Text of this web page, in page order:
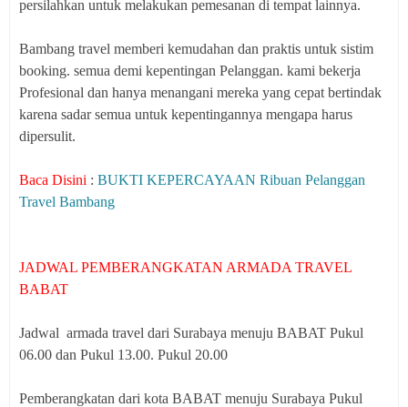
persilahkan untuk melakukan pemesanan di tempat lainnya.
Bambang travel memberi kemudahan dan praktis untuk sistim
booking. semua demi kepentingan Pelanggan. kami bekerja
Profesional dan hanya menangani mereka yang cepat bertindak
karena sadar semua untuk kepentingannya mengapa harus
dipersulit.
Baca Disini : BUKTI KEPERCAYAAN Ribuan Pelanggan
Travel Bambang
JADWAL PEMBERANGKATAN ARMADA TRAVEL
BABAT
Jadwal armada travel dari Surabaya menuju BABAT Pukul
06.00 dan Pukul 13.00. Pukul 20.00
Pemberangkatan dari kota BABAT menuju Surabaya Pukul